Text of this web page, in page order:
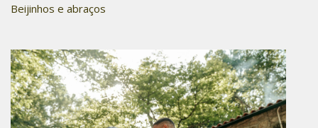
Beijinhos e abraços